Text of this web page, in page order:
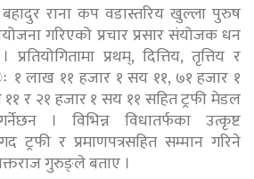
राना कप वडास्तरिय खुल्ला पुरुष
गरिएको प्रचार प्रसार संयोजक धन
प्रथम्, दित्तिय, तृत्तिय र
१ लाख ११ हजार १ सय ११, ७१ हजार १
र २१ हजार १ सय ११ सहित ट्रफी मेडल
। विभिन्न विधातर्फका उत्कृष्ट
ट्रफी र प्रमाणपत्रसहित सम्मान गरिने
गुरुङ्ले बताए ।